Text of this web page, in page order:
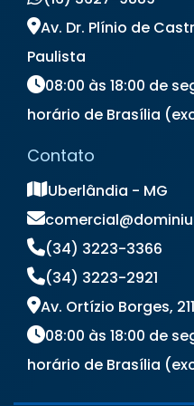
Locação de Televisão
Locação de Totem
Locação de Totem
Preço Aluguel de
Preço de Locação de
Av. Dr. Plínio de
Paulista
08:00 às 18:00 de
horário de Brasília
Contato
Uberlândia - MG
(34) 3223-3366
(34) 3223-2921
Av. Ortízio Borges,
08:00 às 18:00 de
horário de Brasília